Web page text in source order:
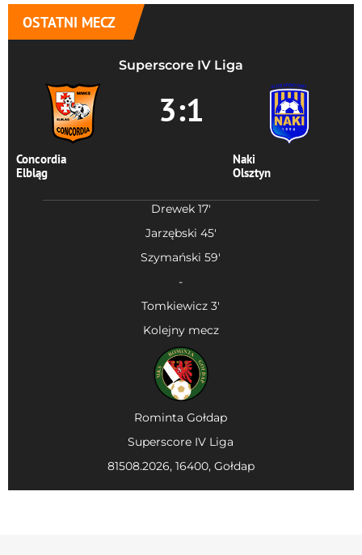
OSTATNI MECZ
Superscore IV Liga
Concordia
Elbląg
3:1
Naki
Olsztyn
Drewek 17'
Jarzębski 45'
Szymański 59'
-
Tomkiewicz 3'
Kolejny mecz
Rominta Gołdap
Superscore IV Liga
81508.2026, 16400, Gołdap